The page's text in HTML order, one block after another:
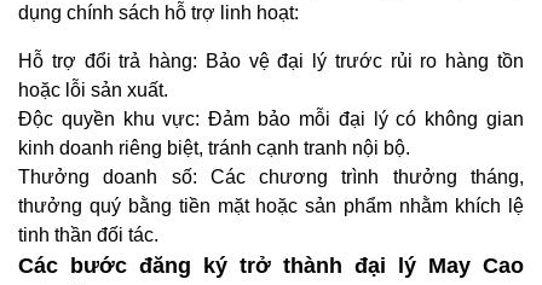
dụng chính sách hỗ trợ linh hoạt:
Hỗ trợ đổi trả hàng: Bảo vệ đại lý trước rủi ro hàng tồn
hoặc lỗi sản xuất.
Độc quyền khu vực: Đảm bảo mỗi đại lý có không gian
kinh doanh riêng biệt, tránh cạnh tranh nội bộ.
Thưởng doanh số: Các chương trình thưởng tháng,
thưởng quý bằng tiền mặt hoặc sản phẩm nhằm khích lệ
tinh thần đối tác.
Các bước đăng ký trở thành đại lý May Cao